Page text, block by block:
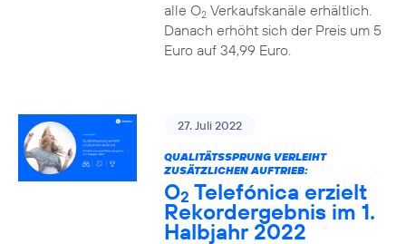
alle O2Verkaufskanäle erhältlich.
Danach erhöht sich der Preis um 5
Euro auf 34,99 Euro.
27. Juli 2022
QUALITÄTSSPRUNG VERLEIHT
ZUSÄTZLICHEN AUFTRIEB:
O2 Telefónica erzielt
Rekordergebnis im 1.
Halbjahr 2022